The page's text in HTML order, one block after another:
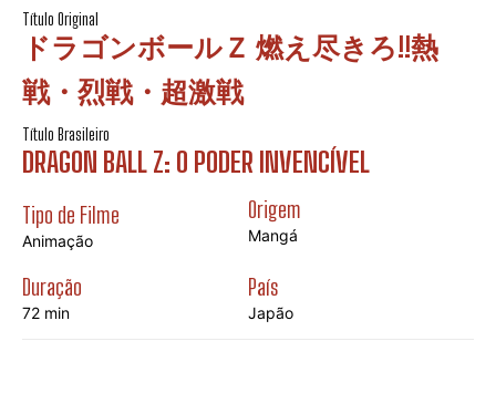
Título Original
ドラゴンボールＺ 燃え尽きろ!!熱
戦・烈戦・超激戦
Título Brasileiro
DRAGON BALL Z: O PODER INVENCÍVEL
Tipo de Filme
Animação
Origem
Mangá
Duração
72 min
País
Japão